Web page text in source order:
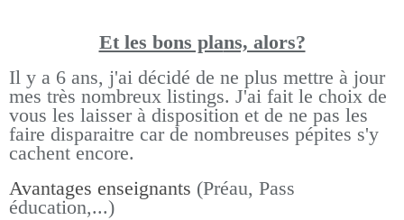
Et les bons plans, alors?
Il y a 6 ans, j'ai décidé de ne plus mettre à jour
mes très nombreux listings. J'ai fait le choix de
vous les laisser à disposition et de ne pas les
faire disparaitre car de nombreuses pépites s'y
cachent encore.
Avantages enseignants (Préau, Pass
éducation,...)